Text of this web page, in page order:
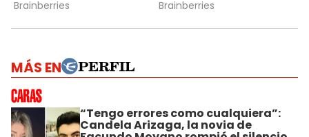
MÁS EN
“Tengo errores como cualquiera”:
Candela Arizaga, la novia de